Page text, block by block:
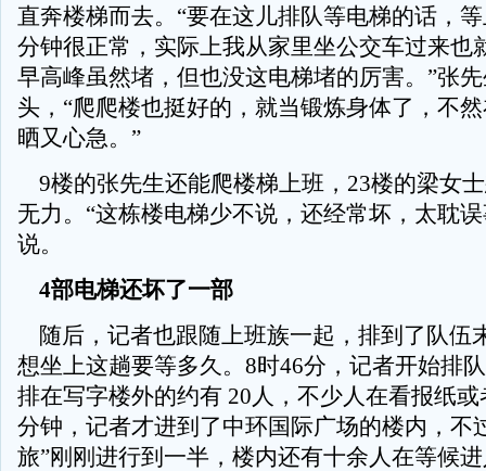
直奔楼梯而去。“要在这儿排队等电梯的话，
分钟很正常，实际上我从家里坐公交车过来也
早高峰虽然堵，但也没这电梯堵的厉害。”张
头，“爬爬楼也挺好的，就当锻炼身体了，不
晒又心急。”
9楼的张先生还能爬楼梯上班，23楼的梁女
无力。“这栋楼电梯少不说，还经常坏，太耽
说。
4部电梯还坏了一部
随后，记者也跟随上班族一起，排到了队伍
想坐上这趟要等多久。8时46分，记者开始排
排在写字楼外的约有 20人，不少人在看报纸
分钟，记者才进到了中环国际广场的楼内，不
旅”刚刚进行到一半，楼内还有十余人在等候